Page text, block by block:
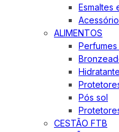
Esmaltes
ALIMENTOS
Pós sol
CESTÃO FTB